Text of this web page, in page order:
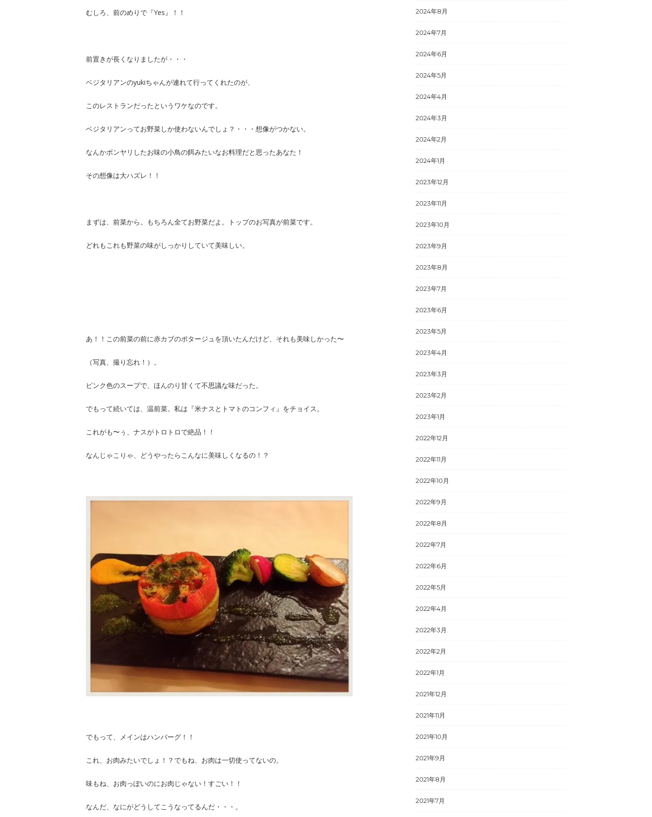
むしろ、前のめりで『Yes』！！
前置きが長くなりましたが・・・
ベジタリアンのyukiちゃんが連れて行ってくれたのが、
このレストランだったというワケなのです。
ベジタリアンってお野菜しか使わないんでしょ？・・・想像がつかない。
なんかボンヤリしたお味の小鳥の餌みたいなお料理だと思ったあなた！
その想像は大ハズレ！！
まずは、前菜から。もちろん全てお野菜だよ。トップのお写真が前菜です。
どれもこれも野菜の味がしっかりしていて美味しい。
あ！！この前菜の前に赤カブのポタージュを頂いたんだけど、それも美味しかった〜
（写真、撮り忘れ！）。
ピンク色のスープで、ほんのり甘くて不思議な味だった。
でもって続いては、温前菜。私は『米ナスとトマトのコンフィ』をチョイス。
これがも〜ぅ、ナスがトロトロで絶品！！
なんじゃこりゃ、どうやったらこんなに美味しくなるの！？
でもって、メインはハンバーグ！！
これ、お肉みたいでしょ！？でもね、お肉は一切使ってないの。
味もね、お肉っぽいのにお肉じゃない！すごい！！
なんだ、なにがどうしてこうなってるんだ・・・。
2024年8月
2024年7月
2024年6月
2024年5月
2024年4月
2024年3月
2024年2月
2024年1月
2023年12月
2023年11月
2023年10月
2023年9月
2023年8月
2023年7月
2023年6月
2023年5月
2023年4月
2023年3月
2023年2月
2023年1月
2022年12月
2022年11月
2022年10月
2022年9月
2022年8月
2022年7月
2022年6月
2022年5月
2022年4月
2022年3月
2022年2月
2022年1月
2021年12月
2021年11月
2021年10月
2021年9月
2021年8月
2021年7月